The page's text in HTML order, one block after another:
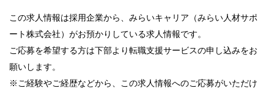
この求人情報は採用企業から、みらいキャリア（みらい人材サポ
ート株式会社）がお預かりしている求人情報です。
ご応募を希望する方は下部より転職支援サービスの申し込みをお
願いします。
※ご経験やご経歴などから、この求人情報へのご応募がいただけ